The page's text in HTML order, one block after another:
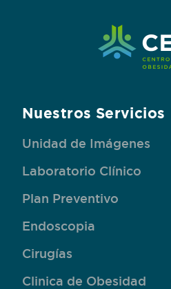
Nuestros Servicios
Unidad de Imágenes
Laboratorio Clínico
Plan Preventivo
Endoscopia
Cirugías
Clinica de Obesidad